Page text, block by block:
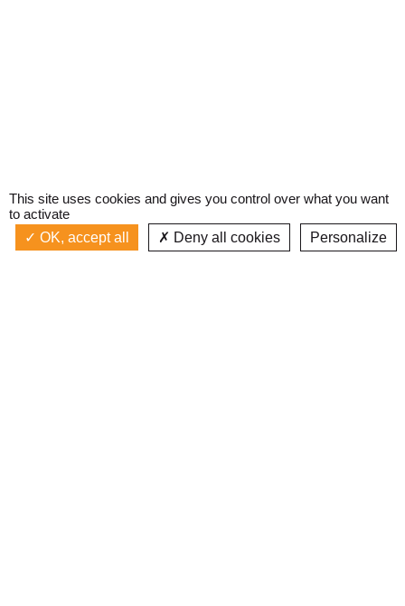
Émission à l'antenne
Actualités La radio
This site uses cookies and gives you control over what you want
to activate
OK, accept all
Deny all cookies
Personalize